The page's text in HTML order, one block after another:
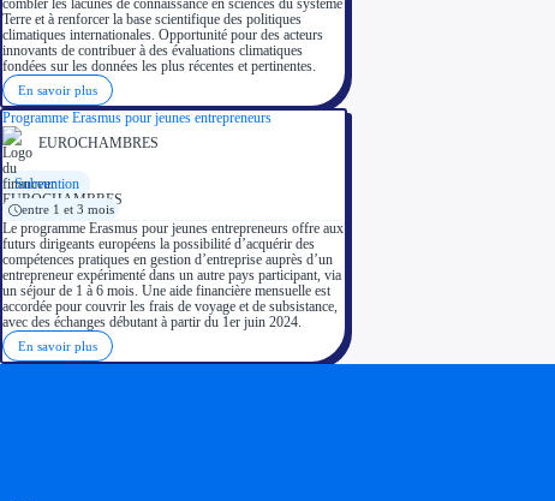
combler les lacunes de connaissance en sciences du système
Terre et à renforcer la base scientifique des politiques
climatiques internationales. Opportunité pour des acteurs
innovants de contribuer à des évaluations climatiques
fondées sur les données les plus récentes et pertinentes.
En savoir plus
Programme Erasmus pour jeunes entrepreneurs
EUROCHAMBRES
Subvention
entre 1 et 3 mois
Le programme Erasmus pour jeunes entrepreneurs offre aux
futurs dirigeants européens la possibilité d’acquérir des
compétences pratiques en gestion d’entreprise auprès d’un
entrepreneur expérimenté dans un autre pays participant, via
un séjour de 1 à 6 mois. Une aide financière mensuelle est
accordée pour couvrir les frais de voyage et de subsistance,
avec des échanges débutant à partir du 1er juin 2024.
En savoir plus